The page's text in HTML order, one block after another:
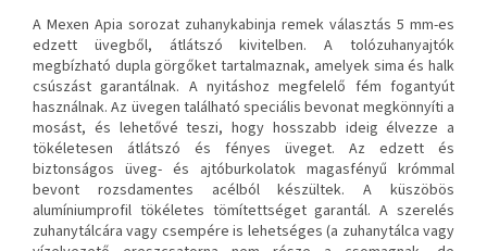
A Mexen Apia sorozat zuhanykabinja remek választás 5 mm-es
edzett üvegből, átlátszó kivitelben. A tolózuhanyajtók
megbízható dupla görgőket tartalmaznak, amelyek sima és halk
csúszást garantálnak. A nyitáshoz megfelelő fém fogantyút
használnak. Az üvegen található speciális bevonat megkönnyíti a
mosást, és lehetővé teszi, hogy hosszabb ideig élvezze a
tökéletesen átlátszó és fényes üveget. Az edzett és
biztonságos üveg- és ajtóburkolatok magasfényű krómmal
bevont rozsdamentes acélból készültek. A küszöbös
alumíniumprofil tökéletes tömítettséget garantál. A szerelés
zuhanytálcára vagy csempére is lehetséges (a zuhanytálca vagy